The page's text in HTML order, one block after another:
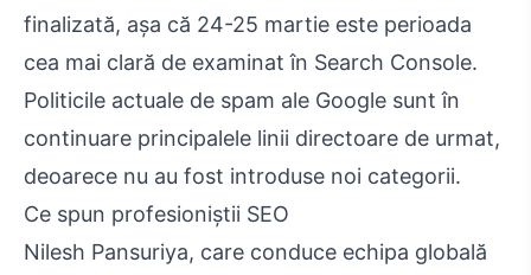
finalizată, așa că 24-25 martie este perioada
cea mai clară de examinat în Search Console.
Politicile actuale de spam ale Google sunt în
continuare principalele linii directoare de urmat,
deoarece nu au fost introduse noi categorii.
Ce spun profesioniștii SEO
Nilesh Pansuriya, care conduce echipa globală